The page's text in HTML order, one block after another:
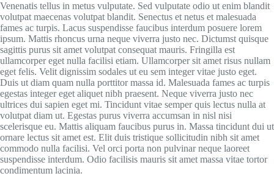
Venenatis tellus in metus vulputate. Sed vulputate odio ut enim blandit
volutpat maecenas volutpat blandit. Senectus et netus et malesuada
fames ac turpis. Lacus suspendisse faucibus interdum posuere lorem
ipsum. Mattis rhoncus urna neque viverra justo nec. Dictumst quisque
sagittis purus sit amet volutpat consequat mauris. Fringilla est
ullamcorper eget nulla facilisi etiam. Ullamcorper sit amet risus nullam
eget felis. Velit dignissim sodales ut eu sem integer vitae justo eget.
Duis ut diam quam nulla porttitor massa id. Malesuada fames ac turpis
egestas integer eget aliquet nibh praesent. Neque viverra justo nec
ultrices dui sapien eget mi. Tincidunt vitae semper quis lectus nulla at
volutpat diam ut. Egestas purus viverra accumsan in nisl nisi
scelerisque eu. Mattis aliquam faucibus purus in. Massa tincidunt dui ut
ornare lectus sit amet est. Elit duis tristique sollicitudin nibh sit amet
commodo nulla facilisi. Vel orci porta non pulvinar neque laoreet
suspendisse interdum. Odio facilisis mauris sit amet massa vitae tortor
condimentum lacinia.